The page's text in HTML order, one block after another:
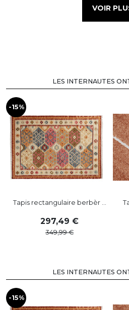
VOIR
LES INTERNAUTES
-15%
Tapis rectangulaire berbèr ...
297,49
349,99
LES INTERNAUTES
-15%